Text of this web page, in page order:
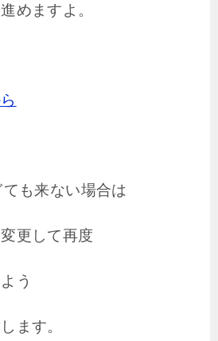
めますよ。
も来ない場合は
更して再度
う
ます。